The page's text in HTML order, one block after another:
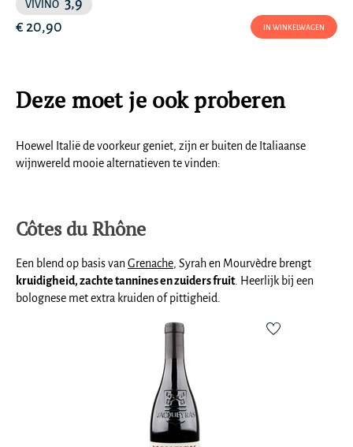
VIVINO 3,9
€ 20,90
IN WINKELWAGEN
Deze moet je ook proberen
Hoewel Italië de voorkeur geniet, zijn er buiten de Italiaanse
wijnwereld mooie alternatieven te vinden:
Côtes du Rhône
Een blend op basis van Grenache, Syrah en Mourvèdre brengt
kruidigheid, zachte tannines en zuiders fruit. Heerlijk bij een
bolognese met extra kruiden of pittigheid.